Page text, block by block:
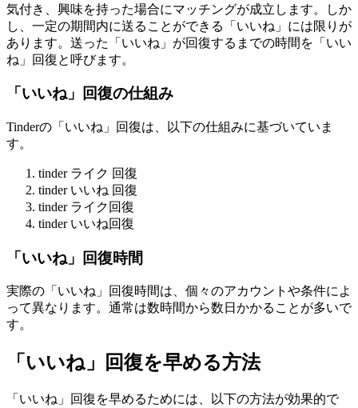
気付き、興味を持った場合にマッチングが成立します。しか
し、一定の期間内に送ることができる「いいね」には限りが
あります。送った「いいね」が回復するまでの時間を「いい
ね」回復と呼びます。
「いいね」回復の仕組み
Tinderの「いいね」回復は、以下の仕組みに基づいていま
す。
tinder ライク 回復
tinder いいね 回復
tinder ライク回復
tinder いいね回復
「いいね」回復時間
実際の「いいね」回復時間は、個々のアカウントや条件によ
って異なります。通常は数時間から数日かかることが多いで
す。
「いいね」回復を早める方法
「いいね」回復を早めるためには、以下の方法が効果的で